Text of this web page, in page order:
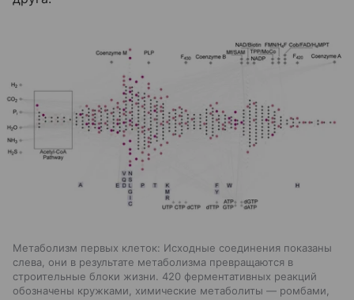
Метаболизм первых клеток: Исходные соединения показаны
слева, они в результате метаболизма превращаются в
строительные блоки жизни. 420 ферментативных реакций
обозначены кружками, химические метаболиты — ромбами,